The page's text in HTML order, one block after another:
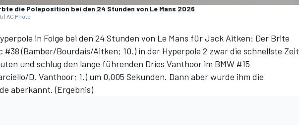
die Poleposition bei den 24 Stunden von Le Mans 2026
| AG Photo
in Folge bei den 24 Stunden von Le Mans für Jack Aitken: Der Brite
#38 (Bamber/Bourdais/Aitken; 10.) in der Hyperpole 2 zwar die schnellste Zeit
und schlug den lange führenden Dries Vanthoor im BMW #15
D. Vanthoor; 1.) um 0,005 Sekunden. Dann aber wurde ihm die
aberkannt. (Ergebnis)